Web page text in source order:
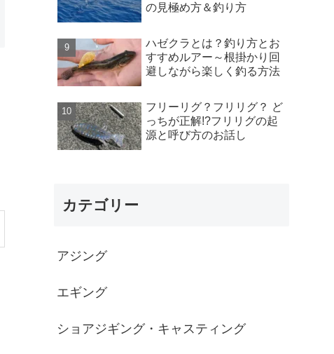
の見極め方＆釣り方
ハゼクラとは？釣り方とお
すすめルアー～根掛かり回
避しながら楽しく釣る方法
フリーリグ？フリリグ？ ど
っちが正解!?フリリグの起
源と呼び方のお話し
カテゴリー
アジング
エギング
ショアジギング・キャスティング